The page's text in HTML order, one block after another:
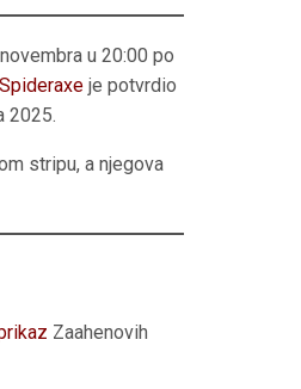
e
t
t
n
t
e
u 20:00 po
je potvrdio
2025.
stripu, a njegova
Zaahenovih